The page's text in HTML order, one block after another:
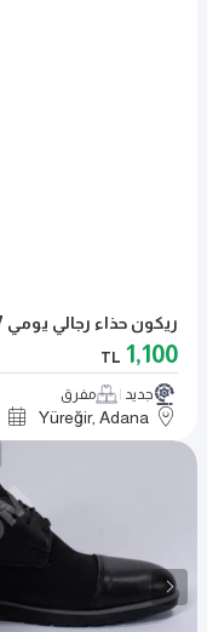
ريكون حذاء رجالي يومي 0012397 أسود
1,100
TL
جديد مفرق
Yüreğir, Adana